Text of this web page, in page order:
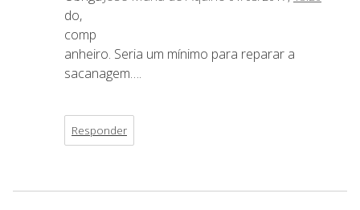
do,
comp
anheiro. Seria um mínimo para reparar a
sacanagem….
Responder